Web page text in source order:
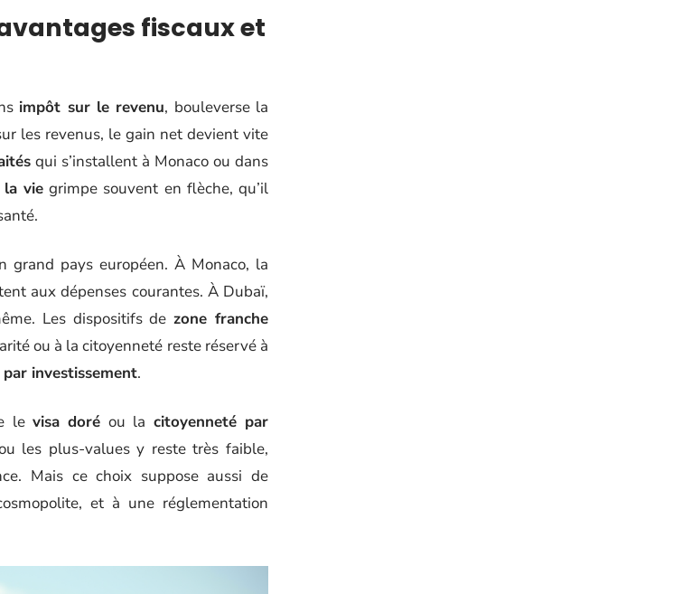
fiscaux et
impôt sur le revenu, bouleverse la
les revenus, le gain net devient vite
qui s’installent à Monaco ou dans
viegrimpe souvent en flèche, qu’il
grand pays européen. À Monaco, la
aux dépenses courantes. À Dubaï,
Les dispositifs dezone franche
ou à la citoyenneté reste réservé à
par investissement.
le visa doré ou la citoyenneté par
les plus-values y reste très faible,
Mais ce choix suppose aussi de
et à une réglementation